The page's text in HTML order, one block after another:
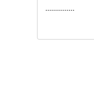
...............